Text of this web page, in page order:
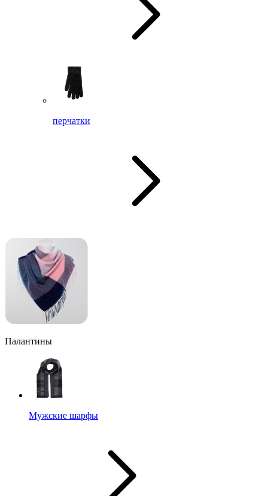
перчатки
Палантины
Мужские шарфы